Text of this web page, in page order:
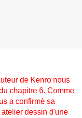
de Kenro nous
chapitre 6. Comme
a confirmé sa
dessin d'une